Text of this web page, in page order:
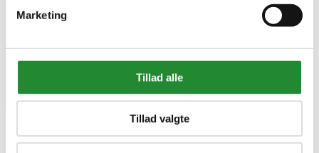
Marketing
Tillad alle
Tillad valgte